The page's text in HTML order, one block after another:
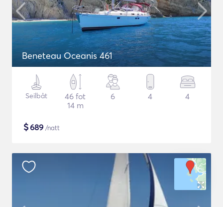
Beneteau Oceanis 461
Seilbåt
46 fot
14 m
6 4 4
$689 /natt